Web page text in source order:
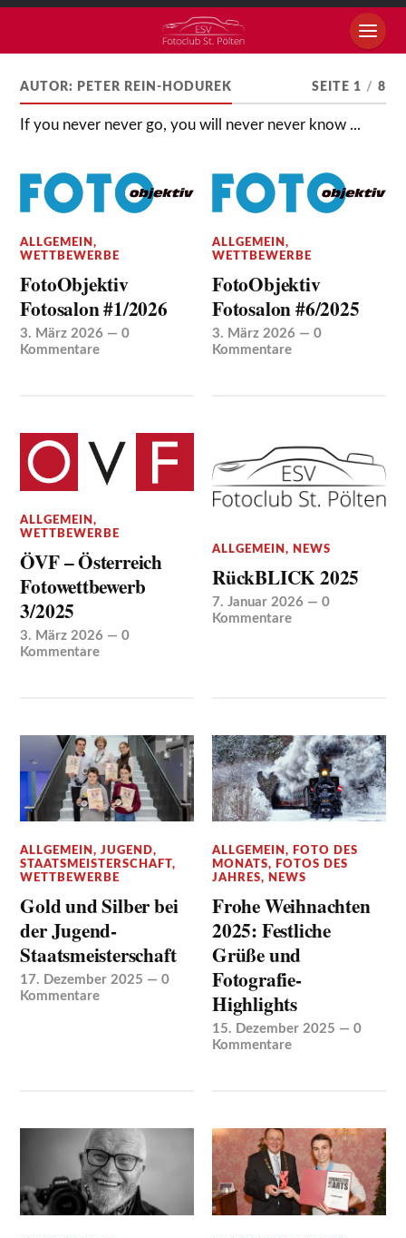
AUTOR: PETER REIN-HODUREK SEITE 1 / 8
If you never never go, you will never never know ...
ALLGEMEIN,
WETTBEWERBE
FotoObjektiv
Fotosalon #1/2026
3. März 2026 —0
Kommentare
ALLGEMEIN,
WETTBEWERBE
FotoObjektiv
Fotosalon #6/2025
3. März 2026 —0
Kommentare
ALLGEMEIN,
WETTBEWERBE
ÖVF – Österreich
Fotowettbewerb
3/2025
3. März 2026 —0
Kommentare
ALLGEMEIN, NEWS
RückBLICK 2025
7. Januar 2026 —0
Kommentare
ALLGEMEIN,JUGEND,
STAATSMEISTERSCHAFT,
WETTBEWERBE
Gold und Silber bei
der Jugend-
Staatsmeisterschaft
17. Dezember 2025 —0
Kommentare
ALLGEMEIN,
FOTO DES
MONATS,
FOTOS DES
JAHRES, NEWS
Frohe Weihnachten
2025: Festliche
Grüße und
Fotografie-
Highlights
15. Dezember 2025 —0
Kommentare